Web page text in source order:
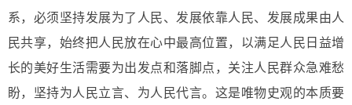
系，必须坚持发展为了人民、发展依靠人民、发展成果由人
民共享，始终把人民放在心中最高位置，以满足人民日益增
长的美好生活需要为出发点和落脚点，关注人民群众急难愁
盼，坚持为人民立言、为人民代言。这是唯物史观的本质要